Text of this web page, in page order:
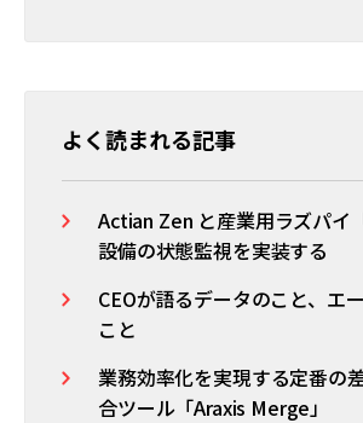
よく読まれる記事
Actian Zen と産業用ラズパイ
設備の状態監視を実装する
CEOが語るデータのこと、エ
こと
業務効率化を実現する定番の
合ツール「Araxis Merge」